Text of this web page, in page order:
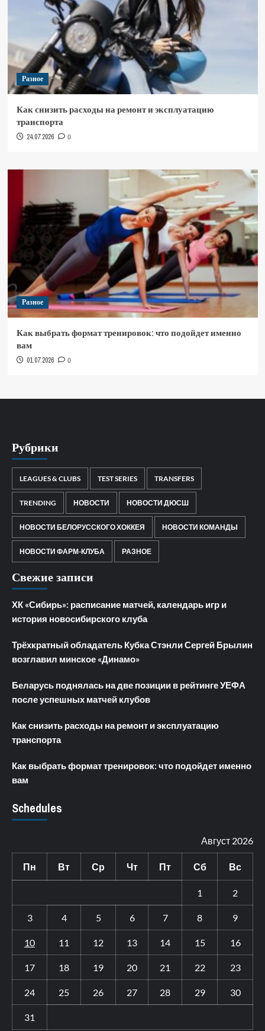
Разное
Как снизить расходы на ремонт и эксплуатацию
транспорта
24.07.2026 0
Разное
Как выбрать формат тренировок: что подойдет именно
вам
01.07.2026 0
Рубрики
LEAGUES & CLUBS TEST SERIES TRANSFERS
TRENDING НОВОСТИ НОВОСТИ ДЮСШ
НОВОСТИ БЕЛОРУССКОГО ХОККЕЯ НОВОСТИ КОМАНДЫ
НОВОСТИ ФАРМ-КЛУБА РАЗНОЕ
Свежие записи
ХК «Сибирь»: расписание матчей, календарь игр и
история новосибирского клуба
Трёхкратный обладатель Кубка Стэнли Сергей Брылин
возглавил минское «Динамо»
Беларусь поднялась на две позиции в рейтинге УЕФА
после успешных матчей клубов
Как снизить расходы на ремонт и эксплуатацию
транспорта
Как выбрать формат тренировок: что подойдет именно
вам
Schedules
Август 2026
Пн Вт Ср Чт Пт Сб Вс
1 2
3 4 5 6 7 8 9
10 11 12 13 14 15 16
17 18 19 20 21 22 23
24 25 26 27 28 29 30
31